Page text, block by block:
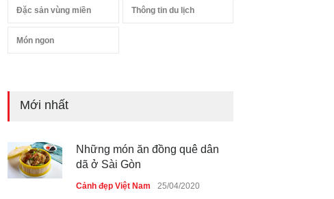
Đặc sản vùng miền Thông tin du lịch
Món ngon
Mới nhất
Những món ăn đồng quê dân
dã ở Sài Gòn
Cảnh đẹp Việt Nam 25/04/2020